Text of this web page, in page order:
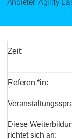
Zeit:
Referent*in:
Diese
richtet sich an: